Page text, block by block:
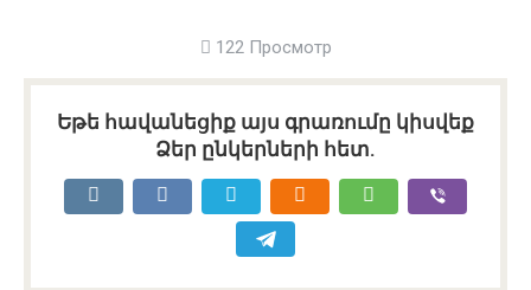
122 Просмотр
Եթե հավանեցիք այս գրառումը կիսվեք
Ձեր ընկերների հետ.